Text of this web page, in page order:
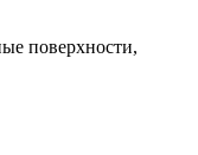
поверхности,